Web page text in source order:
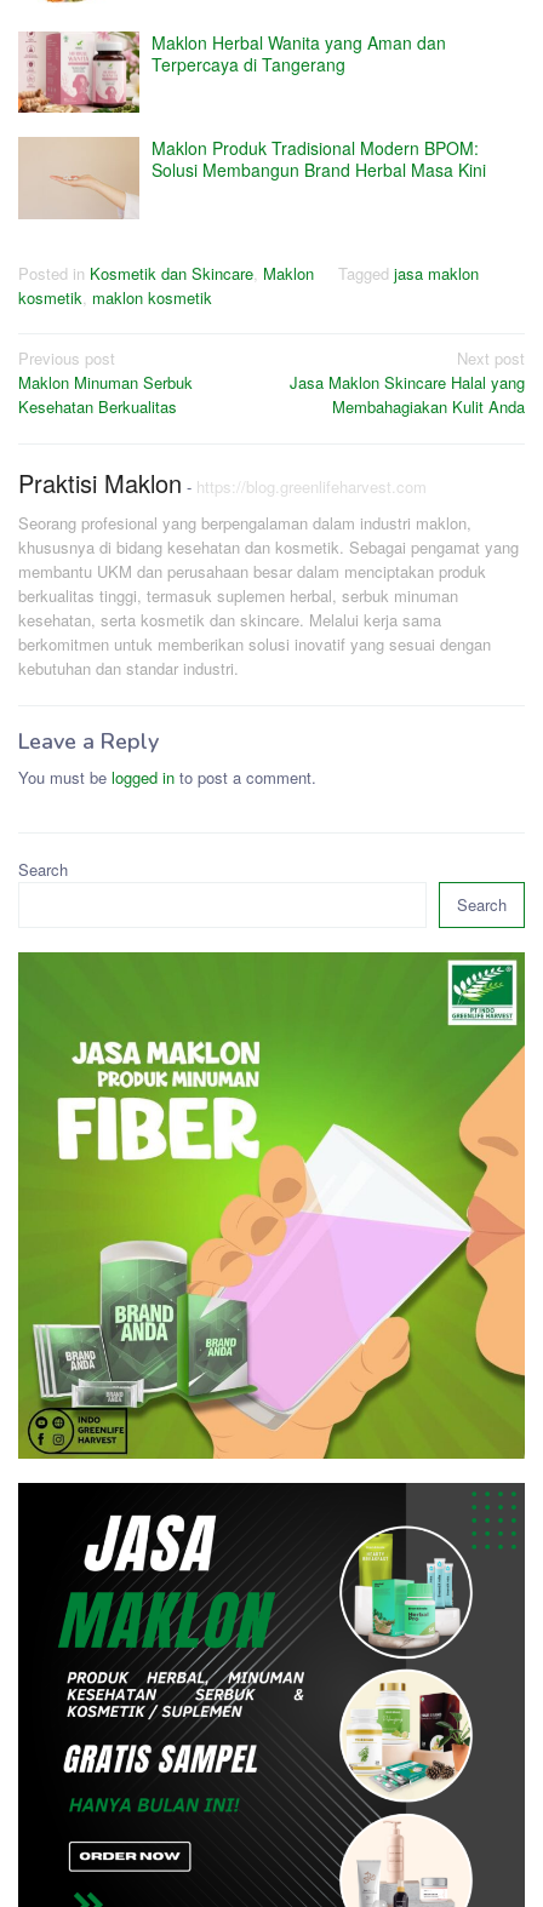
Maklon Herbal Wanita yang Aman dan
Terpercaya di Tangerang
Maklon Produk Tradisional Modern BPOM:
Solusi Membangun Brand Herbal Masa Kini
Posted in Kosmetik dan Skincare, Maklon Tagged jasa maklon
kosmetik, maklon kosmetik
Post
navigation
Previous post
Maklon Minuman Serbuk
Kesehatan Berkualitas
Next post
Jasa Maklon Skincare Halal yang
Membahagiakan Kulit Anda
Praktisi Maklon - https://blog.greenlifeharvest.com
Seorang profesional yang berpengalaman dalam industri maklon,
khususnya di bidang kesehatan dan kosmetik. Sebagai pengamat yang
membantu UKM dan perusahaan besar dalam menciptakan produk
berkualitas tinggi, termasuk suplemen herbal, serbuk minuman
kesehatan, serta kosmetik dan skincare. Melalui kerja sama
berkomitmen untuk memberikan solusi inovatif yang sesuai dengan
kebutuhan dan standar industri.
Leave a Reply
You must be logged in to post a comment.
Search
Search